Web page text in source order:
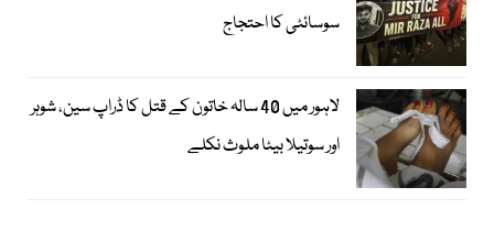
سوسائٹی کا احتجاج
لاہور میں 40 سالہ خاتون کے قتل کا ڈراپ سین، شوہر
اور سوتیلا بیٹا ملوث نکلے